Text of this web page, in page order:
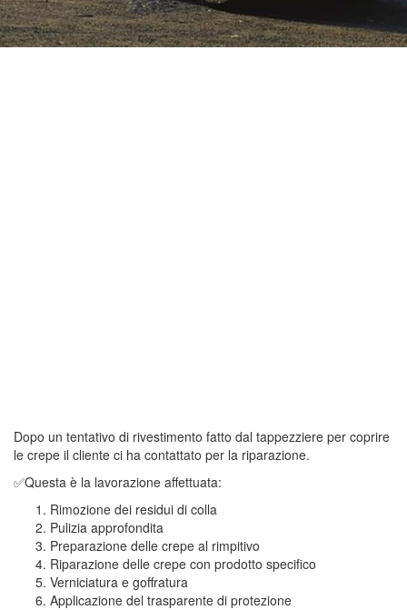
Dopo un tentativo di rivestimento fatto dal tappezziere per coprire
le crepe il cliente ci ha contattato per la riparazione.
✅Questa è la lavorazione affettuata:
Rimozione dei residui di colla
Pulizia approfondita
Preparazione delle crepe al rimpitivo
Riparazione delle crepe con prodotto specifico
Verniciatura e goffratura
Applicazione del trasparente di protezione